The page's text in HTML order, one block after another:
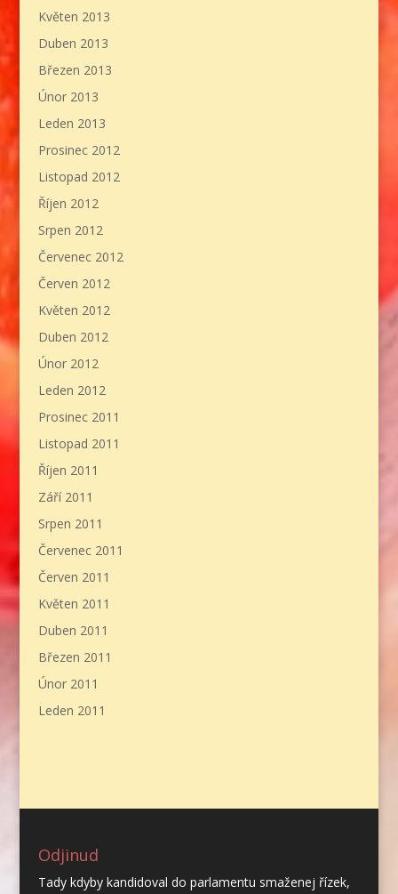
Květen 2013
Duben 2013
Březen 2013
Únor 2013
Leden 2013
Prosinec 2012
Listopad 2012
Říjen 2012
Srpen 2012
Červenec 2012
Červen 2012
Květen 2012
Duben 2012
Únor 2012
Leden 2012
Prosinec 2011
Listopad 2011
Říjen 2011
Září 2011
Srpen 2011
Červenec 2011
Červen 2011
Květen 2011
Duben 2011
Březen 2011
Únor 2011
Leden 2011
Odjinud
Tady kdyby kandidoval do parlamentu smaženej řízek,